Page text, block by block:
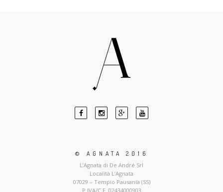
© AGNATA 2016
L’Agnata di De André Srl
Località L’Agnata
07029 – Tempio Pausania (SS)
P.IVA/C.F. 02434000903